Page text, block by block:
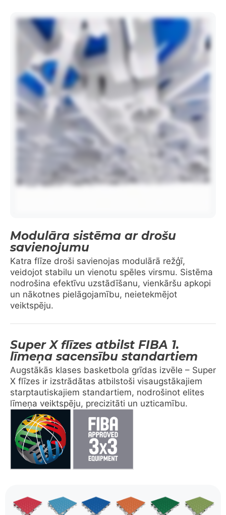
Modulāra sistēma ar drošu
savienojumu
Katra flīze droši savienojas modulārā režģī,
veidojot stabilu un vienotu spēles virsmu. Sistēma
nodrošina efektīvu uzstādīšanu, vienkāršu apkopi
un nākotnes pielāgojamību, neietekmējot
veiktspēju.
Super X flīzes atbilst FIBA 1.
līmeņa sacensību standartiem
Augstākās klases basketbola grīdas izvēle – Super
X flīzes ir izstrādātas atbilstoši visaugstākajiem
starptautiskajiem standartiem, nodrošinot elites
līmeņa veiktspēju, precizitāti un uzticamību.